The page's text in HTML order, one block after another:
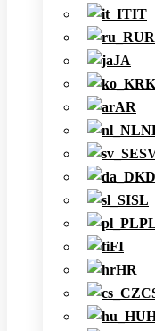
IT
JA
AR
SL
FI
HR